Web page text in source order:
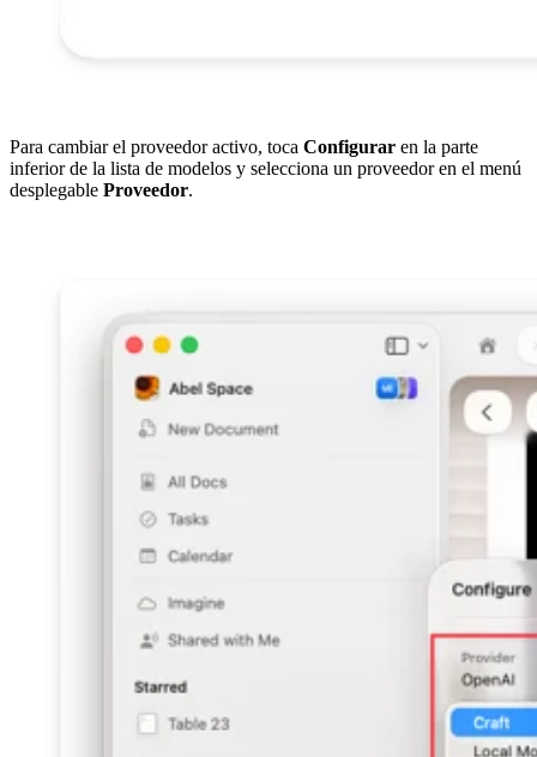
Para cambiar el proveedor activo, toca Configurar en la parte
inferior de la lista de modelos y selecciona un proveedor en el menú
desplegable Proveedor.